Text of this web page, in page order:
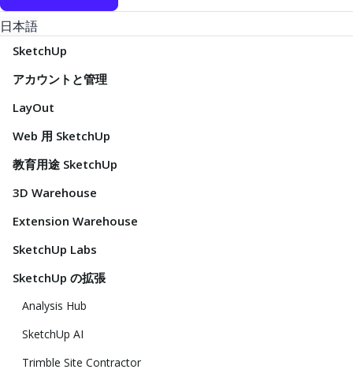
日本語
SketchUp
アカウントと管理
LayOut
Web 用 SketchUp
教育用途 SketchUp
3D Warehouse
Extension Warehouse
SketchUp Labs
SketchUp の拡張
Analysis Hub
SketchUp AI
Trimble Site Contractor